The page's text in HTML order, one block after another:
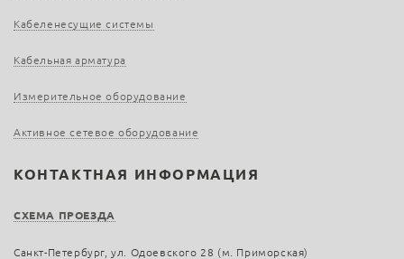
Кабеленесущие системы
Кабельная арматура
Измерительное оборудование
Активное сетевое оборудование
КОНТАКТНАЯ ИНФОРМАЦИЯ
СХЕМА ПРОЕЗДА
Санкт-Петербург, ул. Одоевского 28 (м. Приморская)